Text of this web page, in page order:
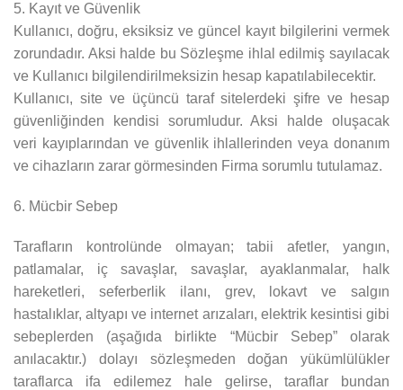
5. Kayıt ve Güvenlik
Kullanıcı, doğru, eksiksiz ve güncel kayıt bilgilerini vermek
zorundadır. Aksi halde bu Sözleşme ihlal edilmiş sayılacak
ve Kullanıcı bilgilendirilmeksizin hesap kapatılabilecektir.
Kullanıcı, site ve üçüncü taraf sitelerdeki şifre ve hesap
güvenliğinden kendisi sorumludur. Aksi halde oluşacak
veri kayıplarından ve güvenlik ihlallerinden veya donanım
ve cihazların zarar görmesinden Firma sorumlu tutulamaz.
6. Mücbir Sebep
Tarafların kontrolünde olmayan; tabii afetler, yangın,
patlamalar, iç savaşlar, savaşlar, ayaklanmalar, halk
hareketleri, seferberlik ilanı, grev, lokavt ve salgın
hastalıklar, altyapı ve internet arızaları, elektrik kesintisi gibi
sebeplerden (aşağıda birlikte “Mücbir Sebep” olarak
anılacaktır.) dolayı sözleşmeden doğan yükümlülükler
taraflarca ifa edilemez hale gelirse, taraflar bundan